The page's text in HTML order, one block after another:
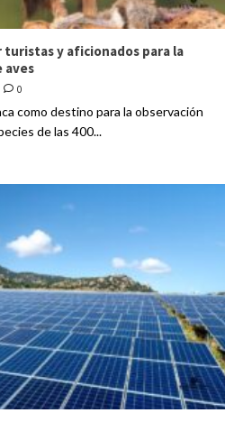
y aficionados para la
aves
0
como destino para la observación
de las 400...